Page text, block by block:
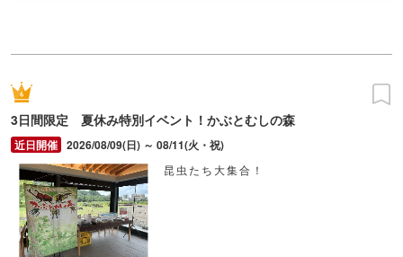
3日間限定 夏休み特別イベント！かぶとむしの森
2026/08/09(日) ～ 08/11(火・祝)
昆虫たち大集合！